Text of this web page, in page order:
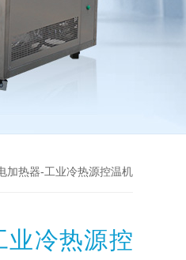
加热器-工业冷热源控温机
业冷热源控